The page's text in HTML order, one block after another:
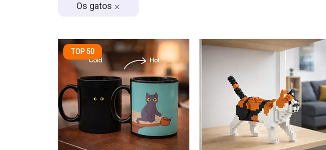
Os gatos
TOP 50